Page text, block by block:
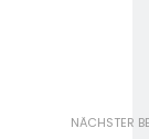
NÄCHSTER